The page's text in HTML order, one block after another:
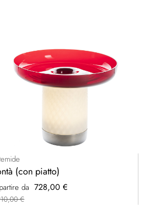
(con piatto)
da 728,00 €
€